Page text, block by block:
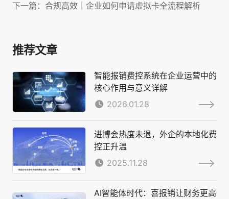
下一篇：合规高效｜企业如何申请虚拟卡全流程解析
推荐文章
智能报销费控系统在企业运营中的
核心作用与意义详解
2026.01.28
进博会热度未退，外企的本地化费
控正升温
2025.11.28
AI智能体时代：喜报销让财务更高